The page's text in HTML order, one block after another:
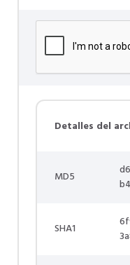
Detalles del
MD5
SHA1